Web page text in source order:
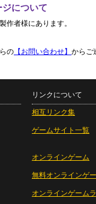
について
作者様にあります。
の 【お問い合わせ】 からご
リンクについて
相互リンク集
ゲームサイト一覧
オンラインゲーム
無料オンラインゲ
オンラインゲーム